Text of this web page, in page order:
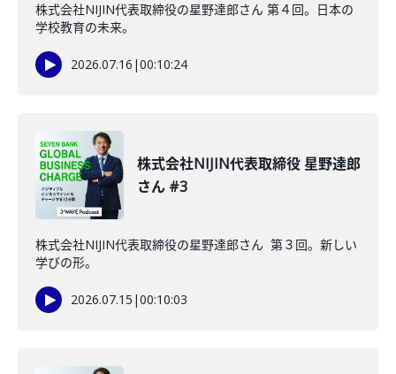
株式会社NIJIN代表取締役の星野達郎さん 第４回。日本の
学校教育の未来。
2026.07.16 |00:10:24
株式会社NIJIN代表取締役 星野達郎
さん #3
株式会社NIJIN代表取締役の星野達郎さん 第３回。新しい
学びの形。
2026.07.15 |00:10:03